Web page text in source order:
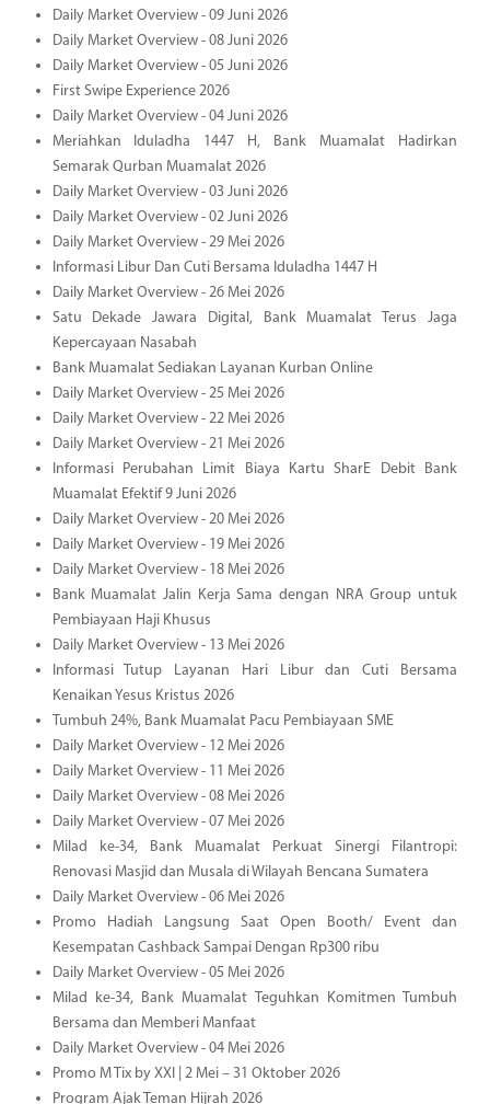
Daily Market Overview - 09 Juni 2026
Daily Market Overview - 08 Juni 2026
Daily Market Overview - 05 Juni 2026
First Swipe Experience 2026
Daily Market Overview - 04 Juni 2026
Meriahkan Iduladha 1447 H, Bank Muamalat Hadirkan
Semarak Qurban Muamalat 2026
Daily Market Overview - 03 Juni 2026
Daily Market Overview - 02 Juni 2026
Daily Market Overview - 29 Mei 2026
Informasi Libur Dan Cuti Bersama Iduladha 1447 H
Daily Market Overview - 26 Mei 2026
Satu Dekade Jawara Digital, Bank Muamalat Terus Jaga
Kepercayaan Nasabah
Bank Muamalat Sediakan Layanan Kurban Online
Daily Market Overview - 25 Mei 2026
Daily Market Overview - 22 Mei 2026
Daily Market Overview - 21 Mei 2026
Informasi Perubahan Limit Biaya Kartu SharE Debit Bank
Muamalat Efektif 9 Juni 2026
Daily Market Overview - 20 Mei 2026
Daily Market Overview - 19 Mei 2026
Daily Market Overview - 18 Mei 2026
Bank Muamalat Jalin Kerja Sama dengan NRA Group untuk
Pembiayaan Haji Khusus
Daily Market Overview - 13 Mei 2026
Informasi Tutup Layanan Hari Libur dan Cuti Bersama
Kenaikan Yesus Kristus 2026
Tumbuh 24%, Bank Muamalat Pacu Pembiayaan SME
Daily Market Overview - 12 Mei 2026
Daily Market Overview - 11 Mei 2026
Daily Market Overview - 08 Mei 2026
Daily Market Overview - 07 Mei 2026
Milad ke-34, Bank Muamalat Perkuat Sinergi Filantropi:
Renovasi Masjid dan Musala di Wilayah Bencana Sumatera
Daily Market Overview - 06 Mei 2026
Promo Hadiah Langsung Saat Open Booth/ Event dan
Kesempatan Cashback Sampai Dengan Rp300 ribu
Daily Market Overview - 05 Mei 2026
Milad ke-34, Bank Muamalat Teguhkan Komitmen Tumbuh
Bersama dan Memberi Manfaat
Daily Market Overview - 04 Mei 2026
Promo M Tix by XXI | 2 Mei – 31 Oktober 2026
Program Ajak Teman Hijrah 2026